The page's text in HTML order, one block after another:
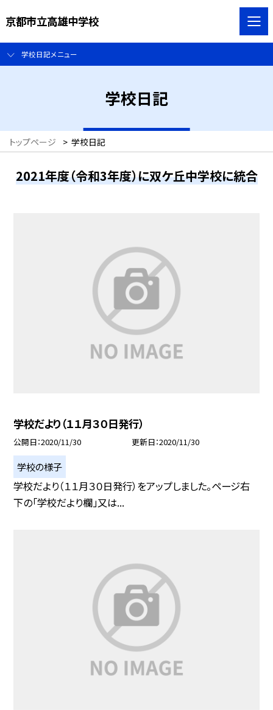
京都市立高雄中学校
学校日記メニュー
学校日記
トップページ > 学校日記
2021年度（令和3年度）に双ケ丘中学校に統合
学校だより（１１月３０日発行）
公開日 2020/11/30 更新日 2020/11/30
学校の様子
学校だより（１１月３０日発行）をアップしました。ページ右
下の「学校だより欄」又は...